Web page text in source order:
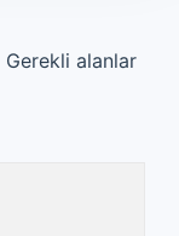
Gerekli alanlar